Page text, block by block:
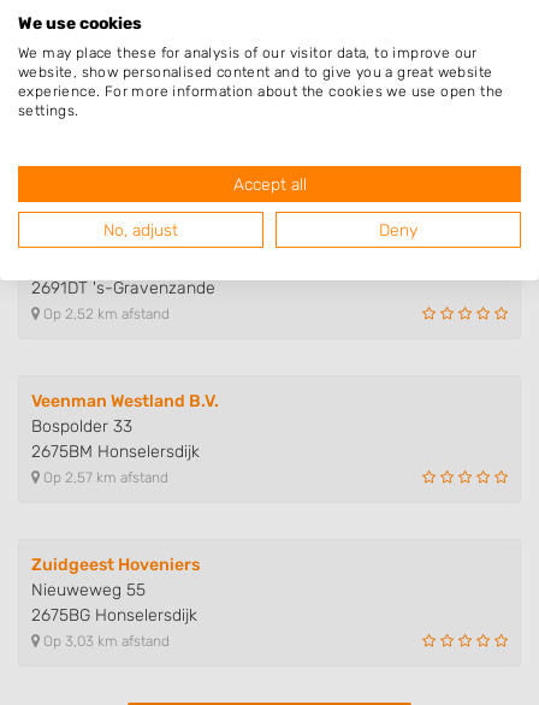
George Kok Hoveniersbedrijf
Leeuwenhorstlaan 21
2685KZ Poeldijk
Den Bleker Hoveniers
2691DT 's-Gravenzande
Op 2,52 km afstand
Veenman Westland B.V.
Bospolder 33
2675BM Honselersdijk
Op 2,57 km afstand
Zuidgeest Hoveniers
Nieuweweg 55
2675BG Honselersdijk
Op 3,03 km afstand
We use cookies
We may place these for analysis of our visitor data, to improve our
website, show personalised content and to give you a great website
experience. For more information about the cookies we use open the
settings.
Accept all
No, adjust Deny